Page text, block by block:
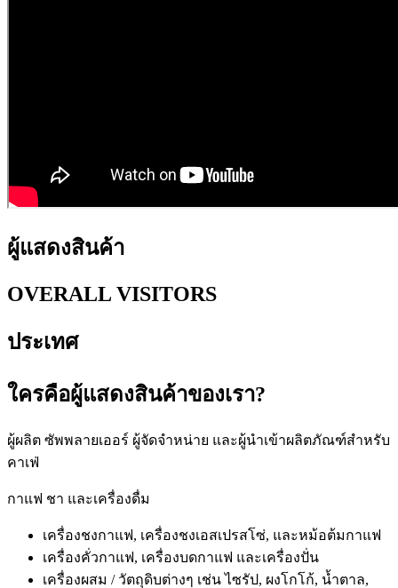
ผู้แสดงสินค้า
OVERALL VISITORS
ประเทศ
ใครคือผู้แสดงสินค้าของเรา?
ผู้ผลิต ซัพพลายเออร์ ผู้จัดจำหน่าย และผู้นำเข้าผลิตภัณฑ์สำหรับ
คาเฟ่
กาแฟ ชา และเครื่องดื่ม
เครื่องชงกาแฟ, เครื่องชงเอสเปรสโซ่, และหม้อต้มกาแฟ
เครื่องคั่วกาแฟ, เครื่องบดกาแฟ และเครื่องปั่น
เครื่องผสม / วัตถุดิบต่างๆ เช่น ไซรัป, ผงโกโก้, น้ำตาล,